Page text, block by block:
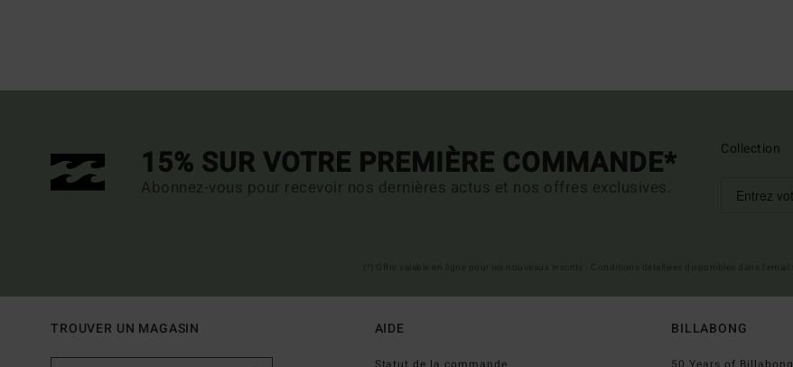
15% SUR VOTRE PREMIÈRE COMMANDE*
Abonnez-vous pour recevoir nos dernières actus et nos offres exclusives.
Collection
TROUVER UN MAGASIN AIDE BILLABONG